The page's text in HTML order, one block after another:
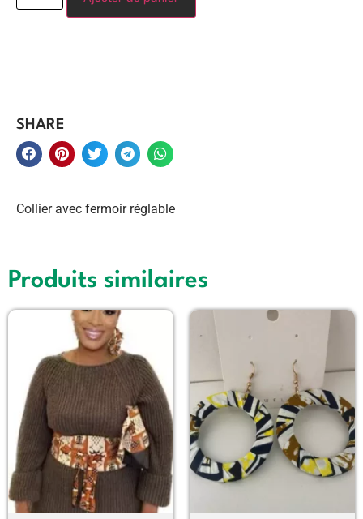
SHARE
Collier avec fermoir réglable
Produits similaires